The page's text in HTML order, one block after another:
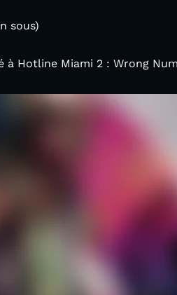
sous)
à Hotline Miami 2 : Wrong